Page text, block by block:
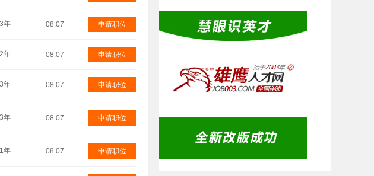
3年 08.07 申请职位
2年 08.07 申请职位
3年 08.07 申请职位
3年 08.07 申请职位
1年 08.07 申请职位